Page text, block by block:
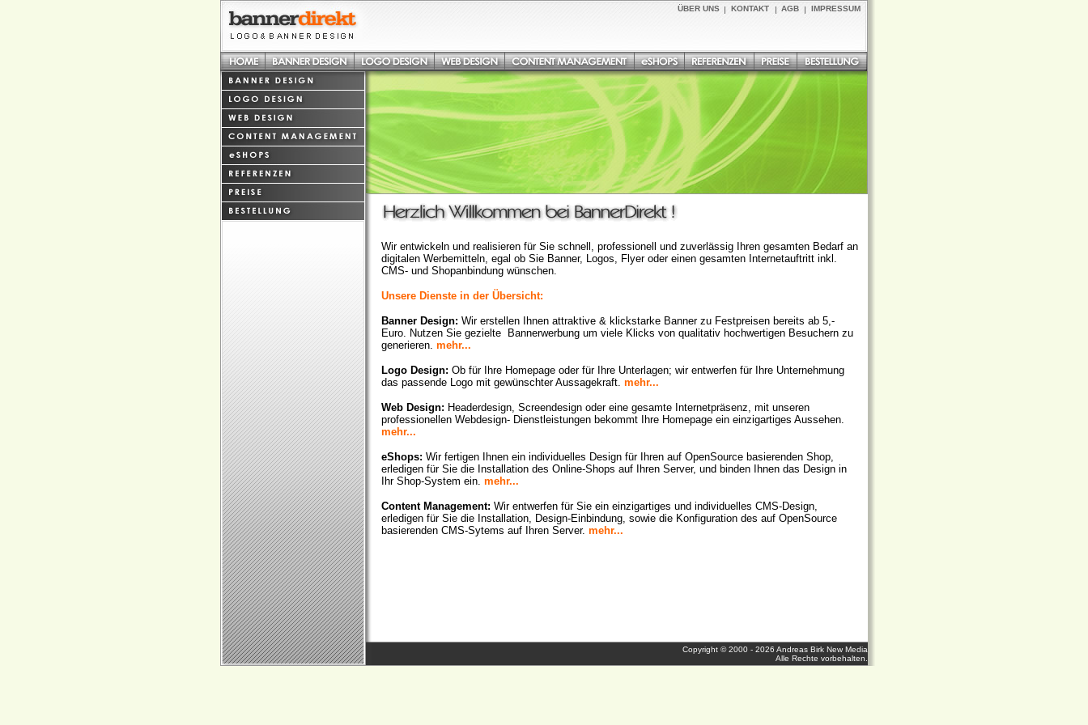
ÜBER UNS KONTAKT AGB IMPRESSUM
Wir entwickeln und realisieren für Sie schnell, professionell und zuverlässig Ihren gesamten Bedarf an
digitalen Werbemitteln, egal ob Sie Banner, Logos, Flyer oder einen gesamten Internetauftritt inkl.
CMS- und Shopanbindung wünschen.
Unsere Dienste in der Übersicht:
Banner Design: Wir erstellen Ihnen attraktive & klickstarke Banner zu Festpreisen bereits ab 5,-
Euro. Nutzen Sie gezielte Bannerwerbung um viele Klicks von qualitativ hochwertigen Besuchern zu
generieren. mehr...
Logo Design: Ob für Ihre Homepage oder für Ihre Unterlagen; wir entwerfen für Ihre Unternehmung
das passende Logo mit gewünschter Aussagekraft. mehr...
Web Design: Headerdesign, Screendesign oder eine gesamte Internetpräsenz, mit unseren
professionellen Webdesign- Dienstleistungen bekommt Ihre Homepage ein einzigartiges Aussehen.
mehr...
eShops: Wir fertigen Ihnen ein individuelles Design für Ihren auf OpenSource basierenden Shop,
erledigen für Sie die Installation des Online-Shops auf Ihren Server, und binden Ihnen das Design in
Ihr Shop-System ein. mehr...
Content Management: Wir entwerfen für Sie ein einzigartiges und individuelles CMS-Design,
erledigen für Sie die Installation, Design-Einbindung, sowie die Konfiguration des auf OpenSource
basierenden CMS-Sytems auf Ihren Server. mehr...
Copyright © 2000 - 2026 Andreas Birk New Media
Alle Rechte vorbehalten.